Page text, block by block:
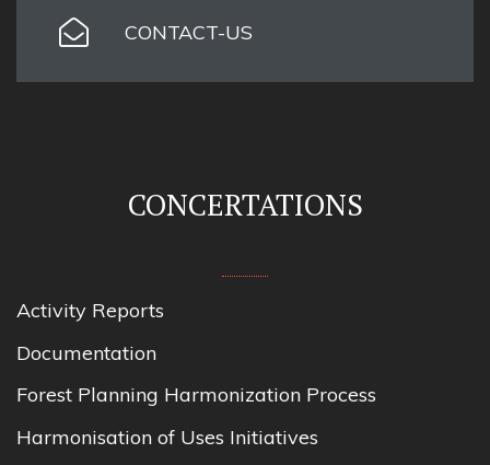
CONTACT-US
CONCERTATIONS
Activity Reports
Documentation
Forest Planning Harmonization Process
Harmonisation of Uses Initiatives